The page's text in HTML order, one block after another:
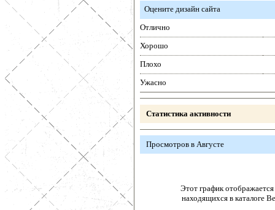
Оцените дизайн сайта
Отлично
Хорошо
Плохо
Ужасно
Статистика активности
Просмотров в Августе
Этот график отображается
находящихся в каталоге